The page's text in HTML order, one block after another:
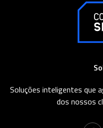
Soluções inteligentes que
dos nossos